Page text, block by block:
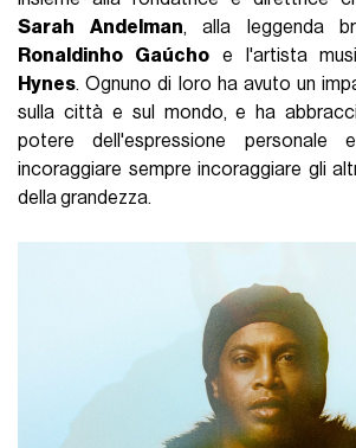
Sarah Andelman, alla leggenda
Ronaldinho Gaúchoe l'artista
Hynes. Ognuno di loro ha avuto un
sulla città e sul mondo, e ha
potere dell'espressione
incoraggiare sempre incoraggiare gli
della grandezza.